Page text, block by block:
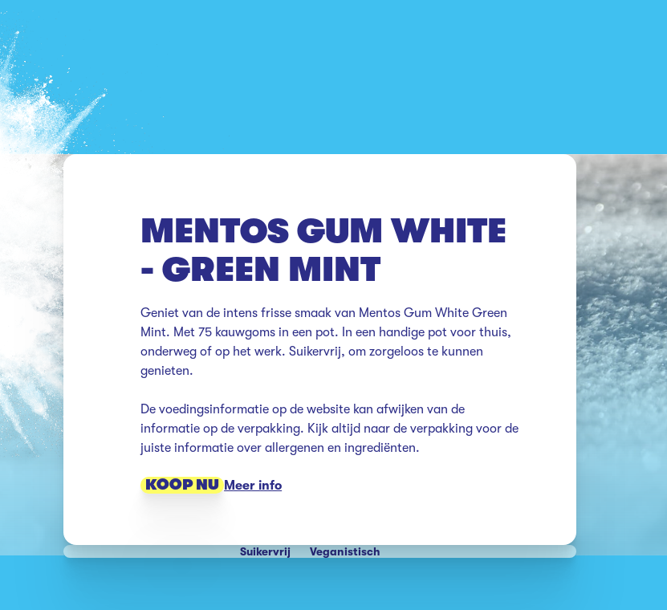
MENTOS GUM WHITE
- GREEN MINT
Geniet van de intens frisse smaak van Mentos Gum White Green
Mint. Met 75 kauwgoms in een pot. In een handige pot voor thuis,
onderweg of op het werk. Suikervrij, om zorgeloos te kunnen
genieten.
De voedingsinformatie op de website kan afwijken van de
informatie op de verpakking. Kijk altijd naar de verpakking voor de
juiste informatie over allergenen en ingrediënten.
KOOP NU Meer info
Suikervrij Veganistisch